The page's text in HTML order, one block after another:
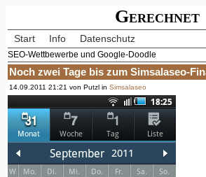
Gerechnet
Start Info Datenschutz
SEO-Wettbewerbe und Google-Doodle
Noch zwei Tage bis zum Simsalaseo-
14.09.2011 21:21 von Putzl in Simsalaseo